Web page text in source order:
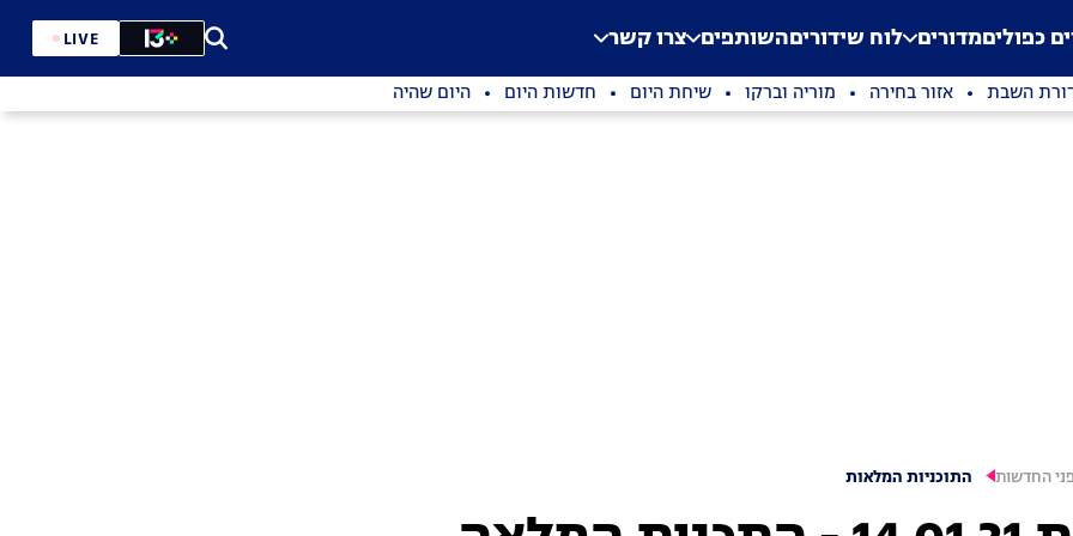
Application error: a
. כפוליםמדורים לוח שידוריםהשותפים צרו קשר LIVE
השבת אזור בחירה מוריה וברקו שיחת היום חדשות היום היום שהיה
החדשות התוכניות המלאות